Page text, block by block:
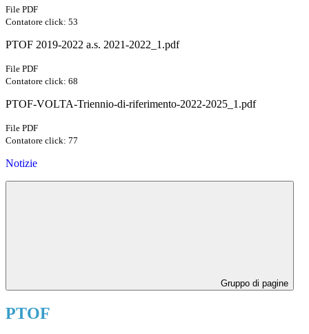
File PDF
Contatore click: 53
PTOF 2019-2022 a.s. 2021-2022_1.pdf
File PDF
Contatore click: 68
PTOF-VOLTA-Triennio-di-riferimento-2022-2025_1.pdf
File PDF
Contatore click: 77
Notizie
Gruppo di pagine
PTOF